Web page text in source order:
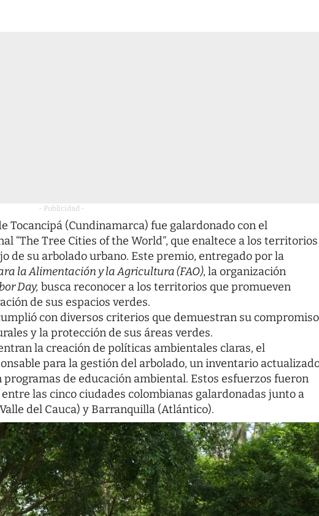
- Publicidad -
Tocancipá (Cundinamarca) fue galardonado con el
“The Tree Cities of the World”, que enaltece a los territorios
de su arbolado urbano. Este premio, entregado por la
la Alimentación y la Agricultura (FAO), la organización
Day, busca reconocer a los territorios que promueven
de sus espacios verdes.
con diversos criterios que demuestran su compromiso
y la protección de sus áreas verdes.
la creación de políticas ambientales claras, el
para la gestión del arbolado, un inventario
de educación ambiental. Estos esfuerzos fueron
las cinco ciudades colombianas galardonadas junto a
del Cauca) y Barranquilla (Atlántico).